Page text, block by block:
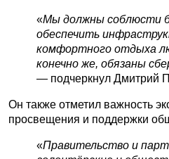
«Мы должны соблюсти
обеспечить
комфортного отдыха
конечно же, обязаны
— подчеркнул Дмитрий
Он также отметил важность
просвещения и поддержки
«Правительство и